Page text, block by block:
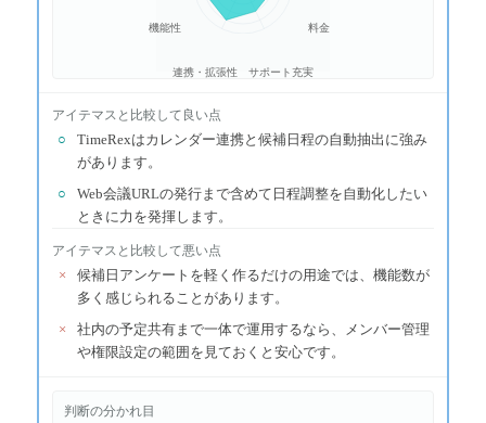
料金
サポート充実
連携・拡張性
機能性
アイテマス と比較して良い点
○
TimeRexはカレンダー連携と候補日程の自動抽出に強み
があります。
○
Web会議URLの発行まで含めて日程調整を自動化したい
ときに力を発揮します。
アイテマス と比較して悪い点
×
候補日アンケートを軽く作るだけの用途では、機能数が
多く感じられることがあります。
×
社内の予定共有まで一体で運用するなら、メンバー管理
や権限設定の範囲を見ておくと安心です。
判断の分かれ目